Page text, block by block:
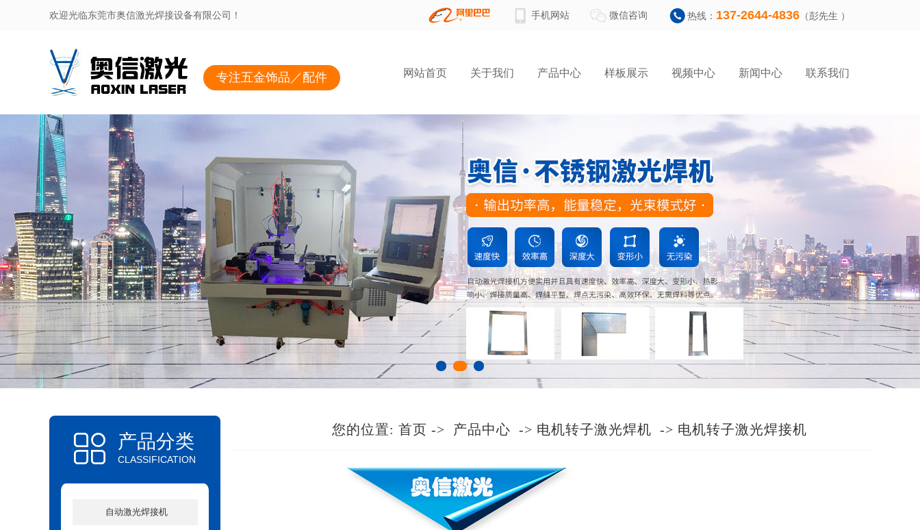
欢迎光临东莞市奥信激光焊接设备有限公司！ 手机网站 微信咨询 热线： 137-2644-4836 （彭先生 ）
专注五金饰品／配件 网站首页 关于我们 产品中心 样板展示 视频中心 新闻中心 联系我们
产品分类
CLASSIFICATION
自动激光焊接机
您的位置: 首页 -> 产品中心 -> 电机转子激光焊机 -> 电机转子激光焊接机